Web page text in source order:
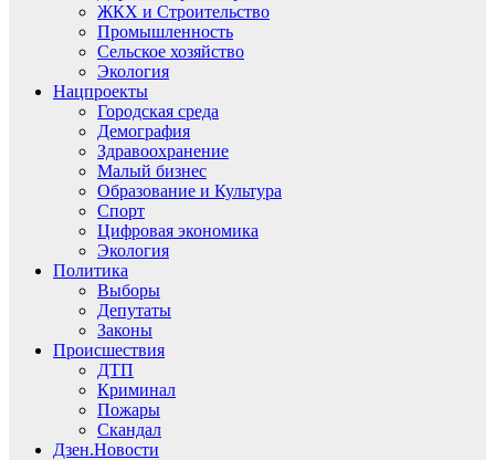
ЖКХ и Строительство
Промышленность
Сельское хозяйство
Экология
Нацпроекты
Городская среда
Демография
Здравоохранение
Малый бизнес
Образование и Культура
Спорт
Цифровая экономика
Экология
Политика
Выборы
Депутаты
Законы
Происшествия
ДТП
Криминал
Пожары
Скандал
Дзен.Новости